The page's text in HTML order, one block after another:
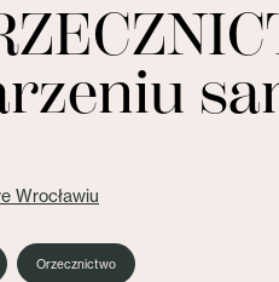
Wrocławiu
Orzecznictwo